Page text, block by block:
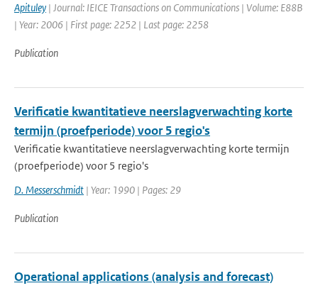
Apituley | Journal: IEICE Transactions on Communications | Volume: E88B
| Year: 2006 | First page: 2252 | Last page: 2258
Publication
Verificatie kwantitatieve neerslagverwachting korte
termijn (proefperiode) voor 5 regio's
Verificatie kwantitatieve neerslagverwachting korte termijn
(proefperiode) voor 5 regio's
D. Messerschmidt | Year: 1990 | Pages: 29
Publication
Operational applications (analysis and forecast)